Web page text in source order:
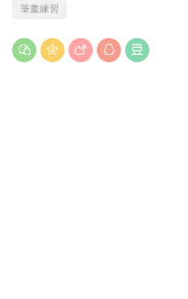
筆畫練習